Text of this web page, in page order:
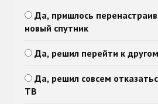
Да, пришлось
новый спутник
Да, решил перейти к
Да, решил совсем
ТВ